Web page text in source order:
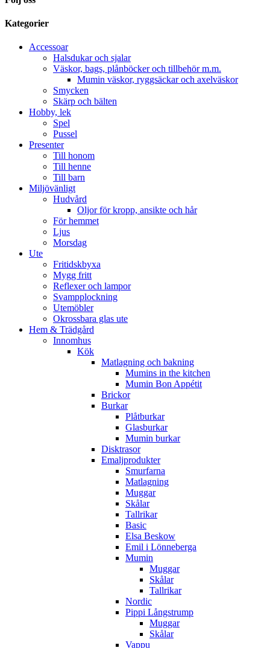
Kategorier
Accessoar
Halsdukar och sjalar
Väskor, bags, plånböcker och tillbehör m.m.
Mumin väskor, ryggsäckar och axelväskor
Smycken
Skärp och bälten
Hobby, lek
Spel
Pussel
Presenter
Till honom
Till henne
Till barn
Miljövänligt
Hudvård
Oljor för kropp, ansikte och hår
För hemmet
Ljus
Morsdag
Ute
Fritidskbyxa
Mygg fritt
Reflexer och lampor
Svampplockning
Utemöbler
Okrossbara glas ute
Hem & Trädgård
Innomhus
Kök
Matlagning och bakning
Mumins in the kitchen
Mumin Bon Appétit
Brickor
Burkar
Plåtburkar
Glasburkar
Mumin burkar
Disktrasor
Emaljprodukter
Smurfarna
Matlagning
Muggar
Skålar
Tallrikar
Basic
Elsa Beskow
Emil i Lönneberga
Mumin
Muggar
Skålar
Tallrikar
Nordic
Pippi Långstrump
Muggar
Skålar
Vappu